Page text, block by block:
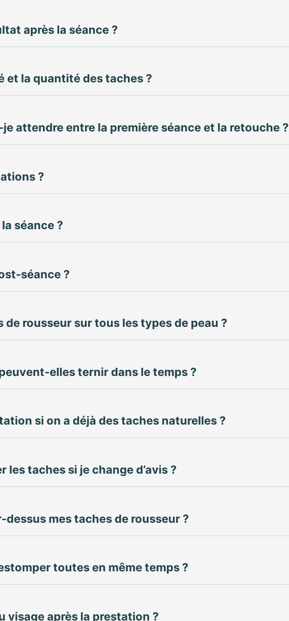
après la séance ?
et la quantité des taches ?
attendre entre la première séance et la retouche ?
?
séance ?
séance ?
rousseur sur tous les types de peau ?
elles ternir dans le temps ?
si on a déjà des taches naturelles ?
les taches si je change d’avis ?
mes taches de rousseur ?
toutes en même temps ?
visage après la prestation ?